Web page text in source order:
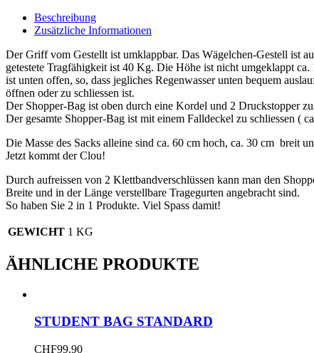
Beschreibung
Zusätzliche Informationen
Der Griff vom Gestellt ist umklappbar. Das Wägelchen-Gestell ist
getestete Tragfähigkeit ist 40 Kg. Die Höhe ist nicht umgeklappt
ist unten offen, so, dass jegliches Regenwasser unten bequem
öffnen oder zu schliessen ist.
Der Shopper-Bag ist oben durch eine Kordel und 2 Druckstopper
Der gesamte Shopper-Bag ist mit einem Falldeckel zu schliessen (
Die Masse des Sacks alleine sind ca. 60 cm hoch, ca. 30 cm breit
Jetzt kommt der Clou!
Durch aufreissen von 2 Klettbandverschlüssen kann man den
Breite und in der Länge verstellbare Tragegurten angebracht sind.
So haben Sie 2 in 1 Produkte. Viel Spass damit!
GEWICHT 1 KG
ÄHNLICHE PRODUKTE
STUDENT BAG STANDARD
CHF99.90